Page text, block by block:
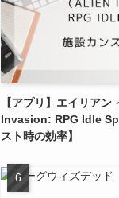
【アプリ】エイリア
Invasion: RPG Idle
スト時の効率】